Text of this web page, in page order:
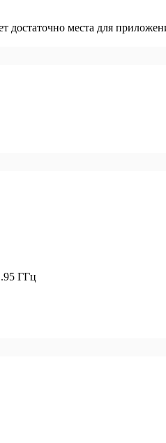
достаточно места для
ГГц